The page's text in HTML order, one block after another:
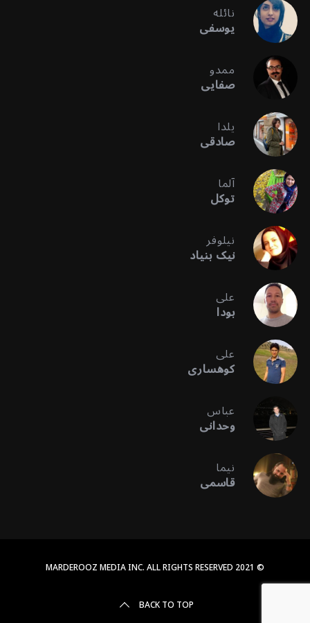
نائله
یوسفی
ممدو
صفایی
یلدا
صادقی
آلما
توکل
نیلوفر
نیک بنیاد
علی
بودا
علی
کوهساری
عباس
وحدانی
نیما
قاسمی
© 2021 MARDEROOZ MEDIA INC. ALL RIGHTS RESERVED
BACK TO TOP